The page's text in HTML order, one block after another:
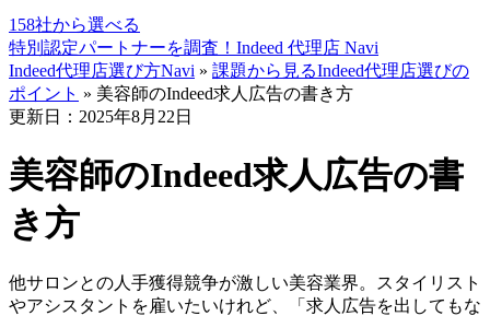
158社から選べる
特別認定パートナーを調査！ Indeed 代理店 Navi
Indeed代理店選び方Navi » 課題から見るIndeed代理店選びの
ポイント » 美容師のIndeed求人広告の書き方
更新日：2025年8月22日
美容師のIndeed求人広告の書
き方
他サロンとの人手獲得競争が激しい美容業界。スタイリスト
やアシスタントを雇いたいけれど、「求人広告を出してもな